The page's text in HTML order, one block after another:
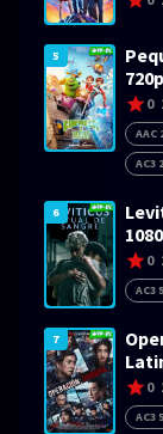
5
0
AAC
AC3
6
0
AC3
7
0
AC3